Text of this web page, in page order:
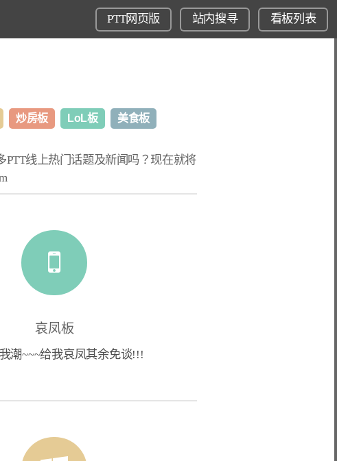
PTT网页版 站内搜寻 看板列表
炒房板 LoL板 美食板
PTT线上热门话题及新闻吗？现在就将
哀凤板
潮~~~给我哀凤其余免谈!!!